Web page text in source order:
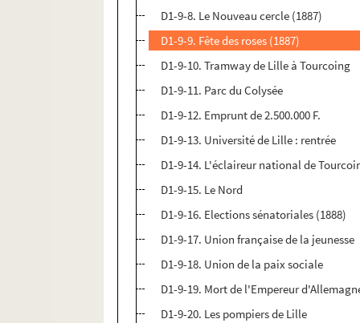
D1-9-8. Le Nouveau cercle (1887)
D1-9-9. Fête des roses (1887)
D1-9-10. Tramway de Lille à Tourcoing
D1-9-11. Parc du Colysée
D1-9-12. Emprunt de 2.500.000 F.
D1-9-13. Université de Lille : rentrée
D1-9-14. L'éclaireur national de
D1-9-15. Le Nord
D1-9-16. Elections sénatoriales (1888)
D1-9-17. Union française de la jeunesse
D1-9-18. Union de la paix sociale
D1-9-19. Mort de l'Empereur
D1-9-20. Les pompiers de Lille